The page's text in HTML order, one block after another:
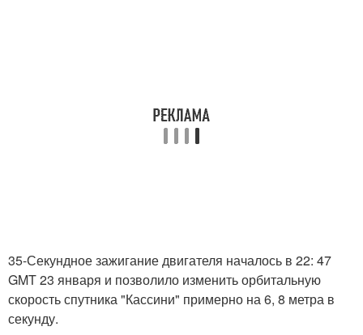
35-Секундное зажигание двигателя началось в 22: 47
GMT 23 января и позволило изменить орбитальную
скорость спутника "Кассини" примерно на 6, 8 метра в
секунду.